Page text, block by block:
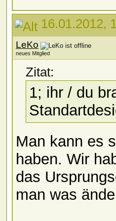
16.01.2012,
LeKo
neues Mitglied
Zitat:
1; ihr / du
Man kann es
haben. Wir
das
man was